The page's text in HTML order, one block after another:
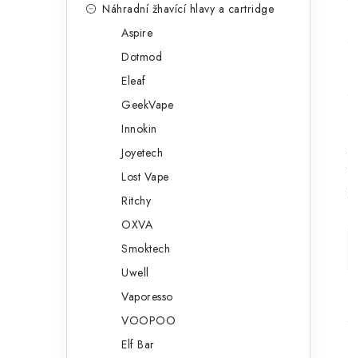
Náhradní žhavící hlavy a cartridge
Aspire
Dotmod
Eleaf
GeekVape
Innokin
Joyetech
Lost Vape
Ritchy
OXVA
Smoktech
Uwell
Vaporesso
VOOPOO
Elf Bar